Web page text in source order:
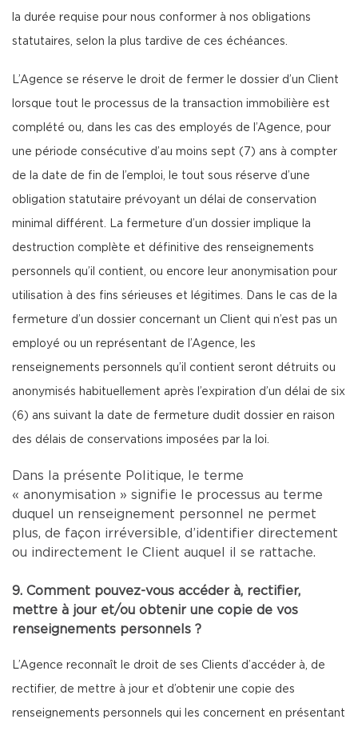
la durée requise pour nous conformer à nos obligations
statutaires, selon la plus tardive de ces échéances.
L’Agence se réserve le droit de fermer le dossier d’un Client
lorsque tout le processus de la transaction immobilière est
complété ou, dans les cas des employés de l’Agence, pour
une période consécutive d’au moins sept (7) ans à compter
de la date de fin de l’emploi, le tout sous réserve d’une
obligation statutaire prévoyant un délai de conservation
minimal différent. La fermeture d’un dossier implique la
destruction complète et définitive des renseignements
personnels qu’il contient, ou encore leur anonymisation pour
utilisation à des fins sérieuses et légitimes. Dans le cas de la
fermeture d’un dossier concernant un Client qui n’est pas un
employé ou un représentant de l’Agence, les
renseignements personnels qu’il contient seront détruits ou
anonymisés habituellement après l’expiration d’un délai de six
(6) ans suivant la date de fermeture dudit dossier en raison
des délais de conservations imposées par la loi.
Dans la présente Politique, le terme
« anonymisation » signifie le processus au terme
duquel un renseignement personnel ne permet
plus, de façon irréversible, d’identifier directement
ou indirectement le Client auquel il se rattache.
9. Comment pouvez-vous accéder à, rectifier,
mettre à jour et/ou obtenir une copie de vos
renseignements personnels ?
L’Agence reconnaît le droit de ses Clients d’accéder à, de
rectifier, de mettre à jour et d’obtenir une copie des
renseignements personnels qui les concernent en présentant